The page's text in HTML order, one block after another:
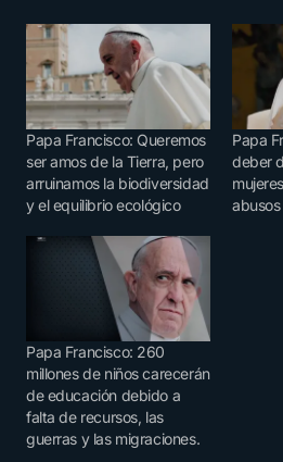
Papa Francisco: Queremos
ser amos de la Tierra, pero
arruinamos la biodiversidad
y el equilibrio ecológico
Papa
deber
abusos
Papa Francisco: 260
millones de niños carecerán
de educación debido a
falta de recursos, las
guerras y las migraciones.